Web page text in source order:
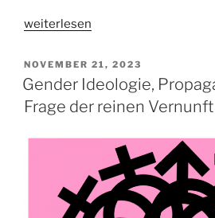
„Ein
ohne
kritischen
Kunst-
Kulturgeist
seelenloses
weiterlesen
VERÖFFENTLICHT
AM
NOVEMBER 21, 2023
Gender Ideologie,
Frage der reinen Vernunft